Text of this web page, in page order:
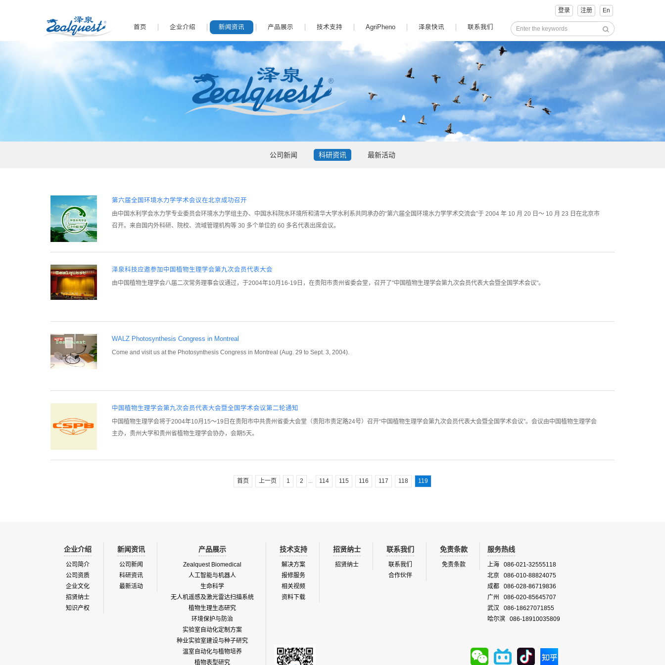
登录 注册 En
首页 企业介绍 新闻资讯 产品展示 技术支持 AgriPheno 泽泉快讯 联系我们
公司新闻 科研资讯 最新活动
第六届全国环境水力学学术会议在北京成功召开
由中国水利学会水力学专业委员会环境水力学组主办、中国水科院水环境所和清华大学水利系共同承办的“第六届全国环境水力学学术交流会”于 2004 年 10 月 20 日～ 10 月 23 日在北京市
召开。来自国内外科研、院校、流域管理机构等 30 多个单位的 60 多名代表出席会议。
泽泉科技应邀参加中国植物生理学会第九次会员代表大会
由中国植物生理学会八届二次常务理事会议通过，于2004年10月16-19日，在贵阳市贵州省委会堂，召开了"中国植物生理学会第九次会员代表大会暨全国学术会议"。
WALZ Photosynthesis Congress in Montreal
Come and visit us at the Photosynthesis Congress in Montreal (Aug. 29 to Sept. 3, 2004).
中国植物生理学会第九次会员代表大会暨全国学术会议第二轮通知
中国植物生理学会将于2004年10月15～19日在贵阳市中共贵州省委大会堂（贵阳市贵定路24号）召开“中国植物生理学会第九次会员代表大会暨全国学术会议”。会议由中国植物生理学会
主办，贵州大学和贵州省植物生理学会协办，会期5天。
首页 上一页 1 2 114 115 116 117 118 119
企业介绍
公司简介
公司资质
企业文化
招贤纳士
知识产权
新闻资讯
公司新闻
科研资讯
最新活动
产品展示
Zealquest Biomedical
人工智能与机器人
生命科学
无人机遥感及激光雷达扫描系统
植物生理生态研究
环境保护与防治
实验室自动化定制方案
种业实验室建设与种子研究
温室自动化与植物培养
植物表型研究
技术支持
解决方案
报修服务
相关视频
资料下载
招贤纳士
招贤纳士
联系我们
联系我们
合作伙伴
免责条款
免责条款
服务热线
上海 086-021-32555118
北京 086-010-88824075
成都 086-028-86719836
广州 086-020-85645707
武汉 086-18627071855
哈尔滨 086-18910035809